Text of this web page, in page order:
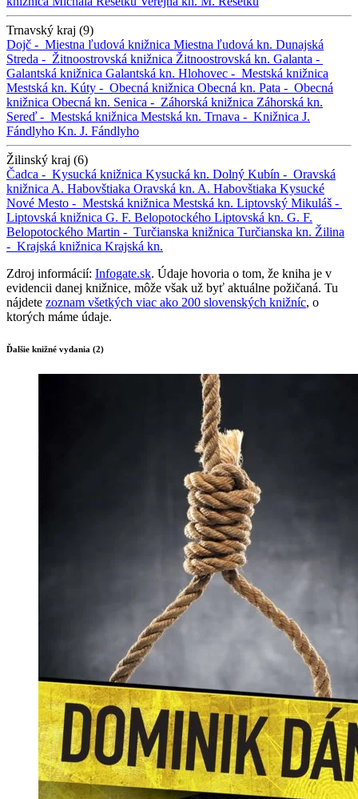
Trnavský kraj (9)
Dojč - Miestna ľudová knižnica Miestna ľudová kn. Dunajská
Streda - Žitnoostrovská knižnica Žitnoostrovská kn. Galanta -
Galantská knižnica Galantská kn. Hlohovec - Mestská knižnica
Mestská kn. Kúty - Obecná knižnica Obecná kn. Pata - Obecná
knižnica Obecná kn. Senica - Záhorská knižnica Záhorská kn.
Sereď - Mestská knižnica Mestská kn. Trnava - Knižnica J.
Fándlyho Kn. J. Fándlyho
Žilinský kraj (6)
Čadca - Kysucká knižnica Kysucká kn. Dolný Kubín - Oravská
knižnica A. Habovštiaka Oravská kn. A. Habovštiaka Kysucké
Nové Mesto - Mestská knižnica Mestská kn. Liptovský Mikuláš -
Liptovská knižnica G. F. Belopotockého Liptovská kn. G. F.
Belopotockého Martin - Turčianska knižnica Turčianska kn. Žilina
- Krajská knižnica Krajská kn.
Zdroj informácií: Infogate.sk. Údaje hovoria o tom, že kniha je v
evidencii danej knižnice, môže však už byť aktuálne požičaná. Tu
nájdete zoznam všetkých viac ako 200 slovenských knižníc, o
ktorých máme údaje.
Ďalšie knižné vydania (2)